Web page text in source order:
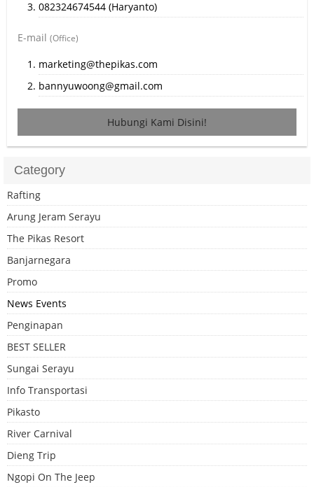
082324674544 (Haryanto)
E-mail (Office)
marketing@thepikas.com
bannyuwoong@gmail.com
Hubungi Kami Disini!
Category
Rafting
Arung Jeram Serayu
The Pikas Resort
Banjarnegara
Promo
News Events
Penginapan
BEST SELLER
Sungai Serayu
Info Transportasi
Pikasto
River Carnival
Dieng Trip
Ngopi On The Jeep